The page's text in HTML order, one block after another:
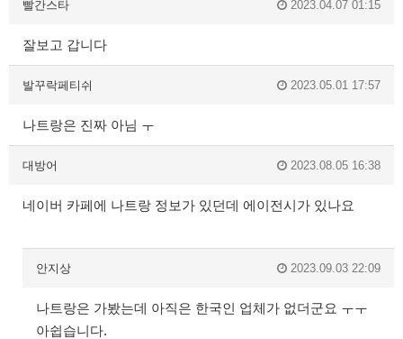
빨간스타 2023.04.07 01:15
잘보고 갑니다
발꾸락페티쉬 2023.05.01 17:57
나트랑은 진짜 아님 ㅜ
대방어 2023.08.05 16:38
네이버 카페에 나트랑 정보가 있던데 에이전시가 있나요
안지상 2023.09.03 22:09
나트랑은 가봤는데 아직은 한국인 업체가 없더군요 ㅜㅜ
아쉽습니다.